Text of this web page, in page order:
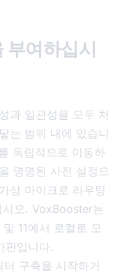
부여하십시
과 일관성을 모두 처
는 범위 내에 있습니
독립적으로 이동하
명명된 사전 설정으
상 마이크로 라우팅
오. VoxBooster는
11에서 로컬로 모
판입니다.
터 구축을 시작하거